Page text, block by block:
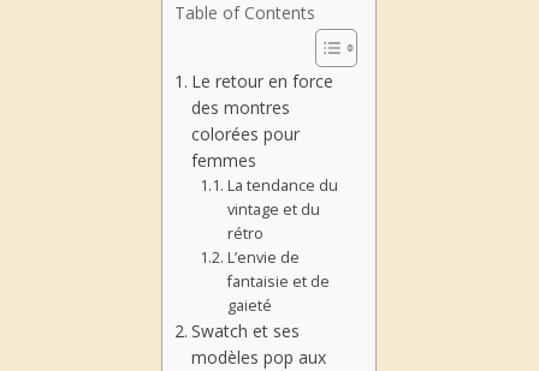
Table of Contents
Le retour en force
des montres
colorées pour
femmes
La tendance du
vintage et du
rétro
L’envie de
fantaisie et de
gaieté
Swatch et ses
modèles pop aux